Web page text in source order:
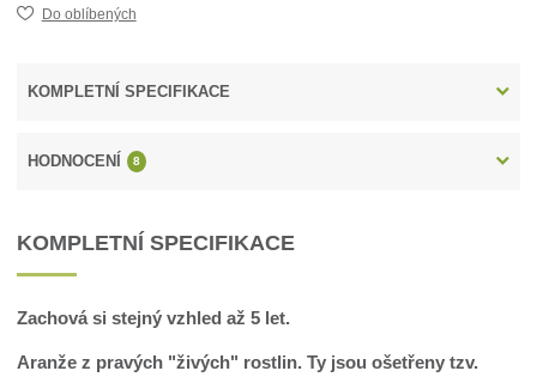
Do oblíbených
KOMPLETNÍ SPECIFIKACE
HODNOCENÍ 8
KOMPLETNÍ SPECIFIKACE
Zachová si stejný vzhled až 5 let.
Aranže z pravých "živých" rostlin. Ty jsou ošetřeny tzv.